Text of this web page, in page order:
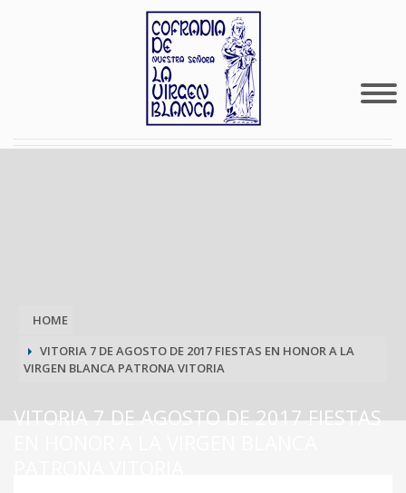
HOME
VITORIA 7 DE AGOSTO DE 2017 FIESTAS EN HONOR A LA
VIRGEN BLANCA PATRONA VITORIA
VITORIA 7 DE AGOSTO DE 2017 FIESTAS